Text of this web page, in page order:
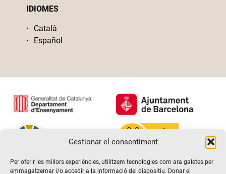
Gestionar el consentiment
Per oferir les millors experiències, utilitzem tecnologies com ara galetes per
emmagatzemar i/o accedir a la informació del dispositiu. Donar el
IDIOMES
Català
Español